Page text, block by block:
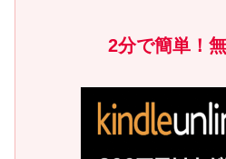
2分で簡単！